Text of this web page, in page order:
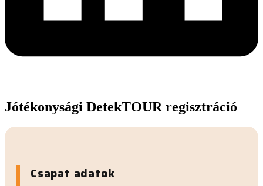
Jótékonysági DetekTOUR regisztráció
Csapat adatok